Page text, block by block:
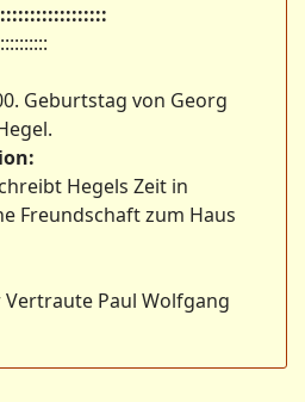
Geburtstag von Georg
Hegels Zeit in
Freundschaft zum Haus
Vertraute Paul Wolfgang